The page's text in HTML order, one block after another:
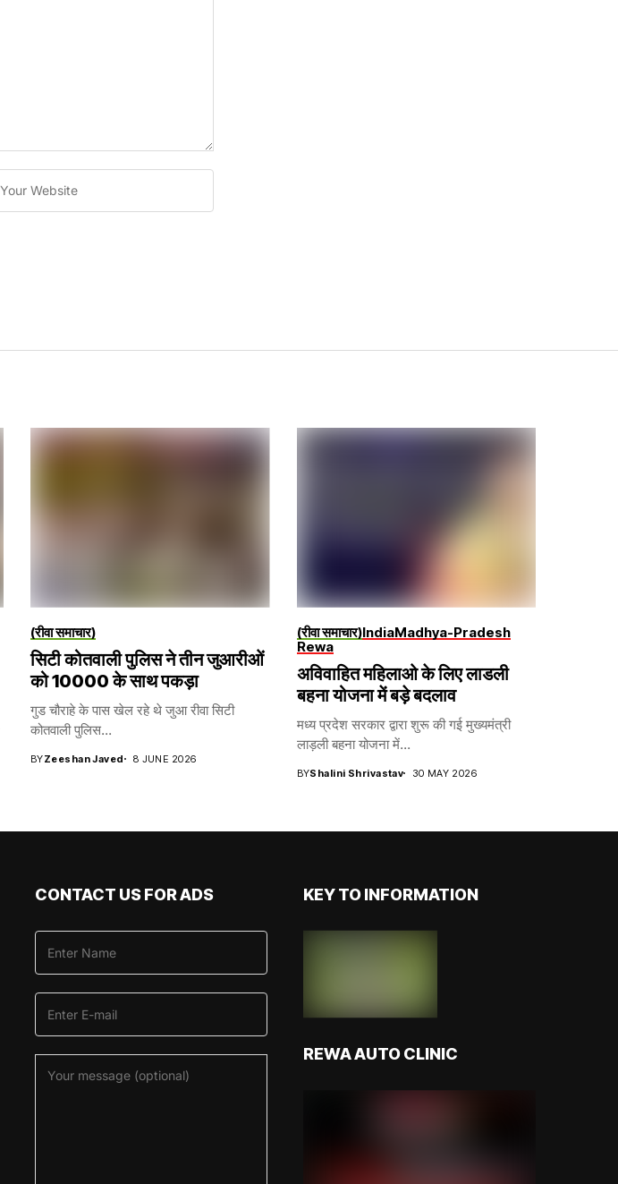
(रीवा समाचार)
सिटी कोतवाली पुलिस ने तीन जुआरीओं
को 10000 के साथ पकड़ा
गुड चौराहे के पास खेल रहे थे जुआ रीवा सिटी
कोतवाली पुलिस...
BYZeeshan Javed 8 JUNE 2026
(रीवा समाचार)IndiaMadhya-Pradesh
Rewa
अविवाहित महिलाओ के लिए लाडली
बहना योजना में बड़े बदलाव
मध्य प्रदेश सरकार द्वारा शुरू की गई मुख्यमंत्री
लाड़ली बहना योजना में...
BYShalini Shrivastav 30 MAY 2026
CONTACT US FOR ADS KEY TO INFORMATION
REWA AUTO CLINIC